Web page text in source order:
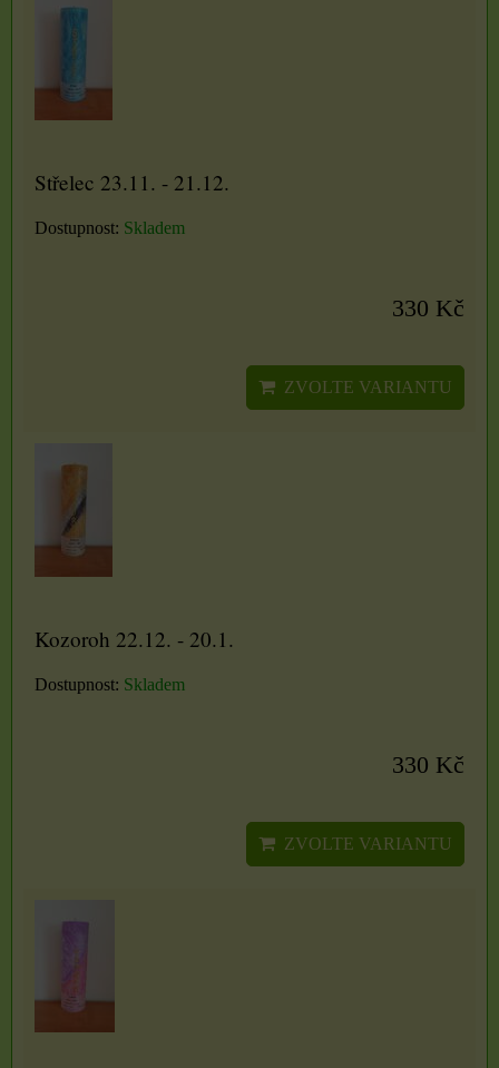
Střelec 23.11. - 21.12.
Dostupnost: Skladem
330 Kč
ZVOLTE VARIANTU
Kozoroh 22.12. - 20.1.
Dostupnost: Skladem
330 Kč
ZVOLTE VARIANTU